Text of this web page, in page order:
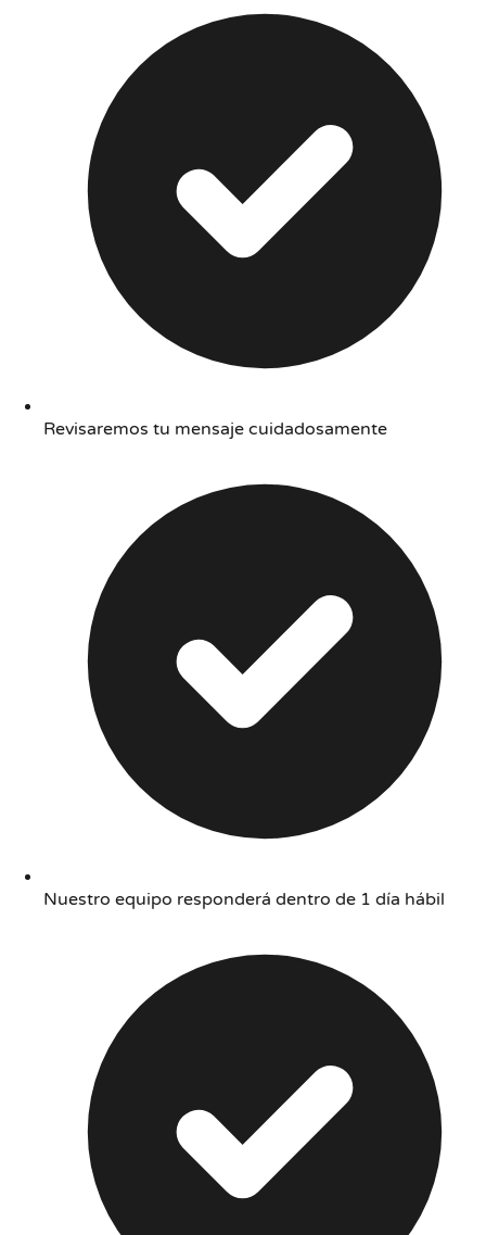
Revisaremos tu mensaje cuidadosamente
Nuestro equipo responderá dentro de 1 día hábil